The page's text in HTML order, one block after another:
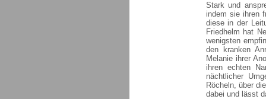
Stark und
indem sie ihren
diese in der
Friedhelm hat
wenigsten
den kranken
Melanie ihrer
ihren echten
nächtlicher
Röcheln, über
dabei und lässt